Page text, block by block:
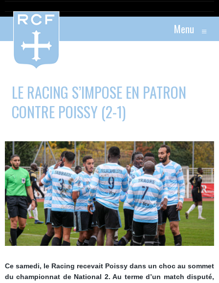
Menu ≡
LE RACING S’IMPOSE EN PATRON
CONTRE POISSY (2-1)
Ce samedi, le Racing recevait Poissy dans un choc au sommet
du championnat de National 2. Au terme d’un match disputé,